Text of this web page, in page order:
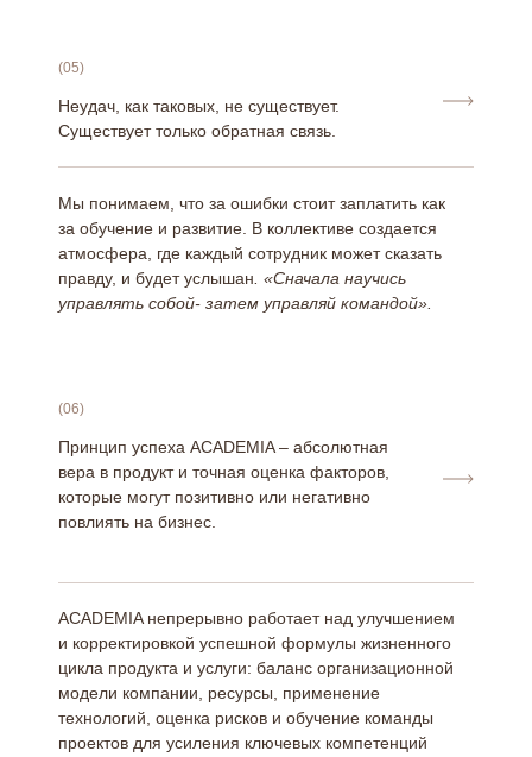
Неудач, как таковых, не существует.
Существует только обратная связь.
(05)
Мы понимаем, что за ошибки стоит заплатить как
за обучение и развитие. В коллективе создается
атмосфера, где каждый сотрудник может сказать
правду, и будет услышан . «Сначала научись
управлять собой- затем управляй командой».
Принцип успеха ACADEMIA – абсолютная
вера в продукт и точная оценка факторов,
которые могут позитивно или негативно
повлиять на бизнес.
(06)
ACADEMIA непрерывно работает над улучшением
и корректировкой успешной формулы жизненного
цикла продукта и услуги: баланс организационной
модели компании, ресурсы, применение
технологий, оценка рисков и обучение команды
проектов для усиления ключевых компетенций